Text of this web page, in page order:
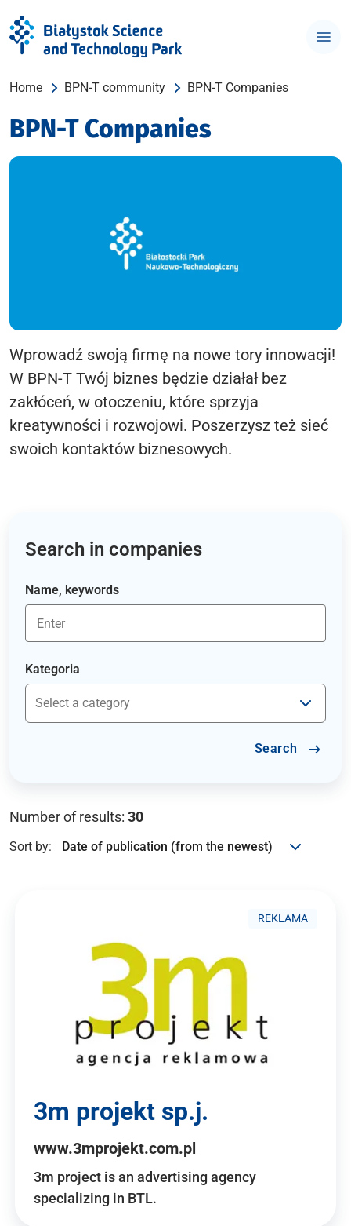
Home BPN-T community BPN-T Companies
BPN-T Companies
Wprowadź swoją firmę na nowe tory innowacji!
W BPN-T Twój biznes będzie działał bez
zakłóceń, w otoczeniu, które sprzyja
kreatywności i rozwojowi. Poszerzysz też sieć
swoich kontaktów biznesowych.
Search in companies
Name, keywords
Kategoria
Search
Number of results: 30
Sort by:
REKLAMA
3m projekt sp.j.
www.3mprojekt.com.pl
3m project is an advertising agency
specializing in BTL.